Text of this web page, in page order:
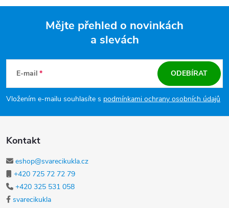
Mějte přehled o novinkách
a slevách
E-mail
Vložením e-mailu souhlasíte s podmínkami ochrany osobních údajů
ODEBÍRAT
Kontakt
eshop@svarecikukla.cz
+420 725 72 72 79
+420 325 531 058
svarecikukla